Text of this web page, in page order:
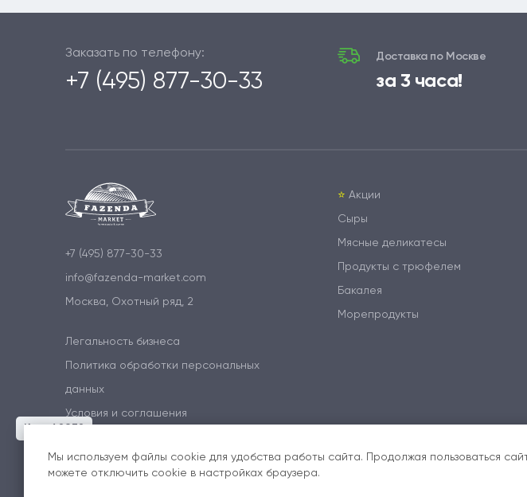
Код: 42932
Заказать по телефону:
+7 (495) 877-30-33
Доставка по Москве
за 3 часа!
+7 (495) 877-30-33
info@fazenda-market.com
Москва, Охотный ряд, 2
Легальность бизнеса
Политика обработки персональных
данных
Условия и соглашения
⭐️ Акции
Сыры
Мясные деликатесы
Продукты с трюфелем
Бакалея
Морепродукты
Мы используем файлы cookie для удобства работы сайта. Продолжая пользоваться
можете отключить cookie в настройках браузера.